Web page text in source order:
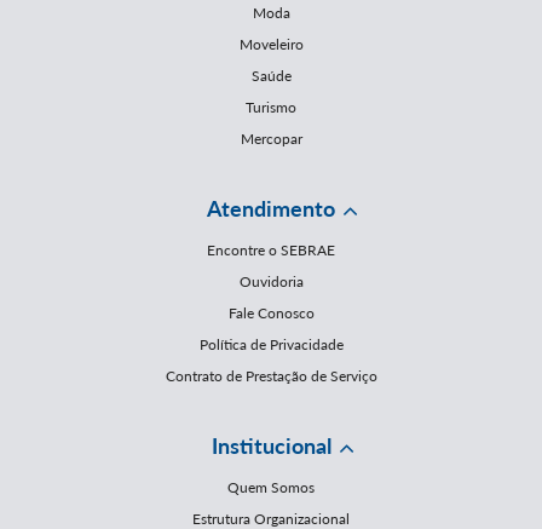
Moda
Moveleiro
Saúde
Turismo
Mercopar
Atendimento
Encontre o SEBRAE
Ouvidoria
Fale Conosco
Política de Privacidade
Contrato de Prestação de Serviço
Institucional
Quem Somos
Estrutura Organizacional